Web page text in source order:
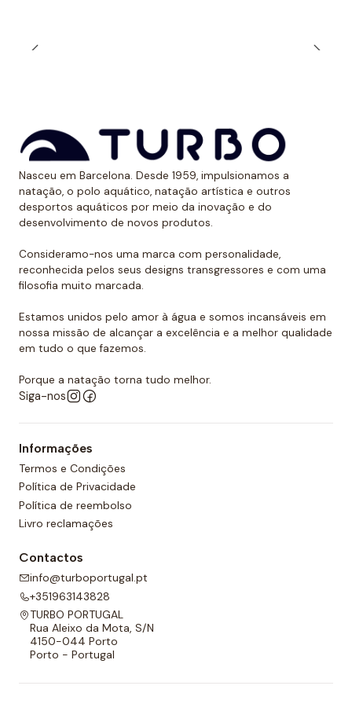
solares. Dessa forma, evitam ter uma marca óbvia
habitual. No caso de compará-lo com o fato de banho
de alça larga Turbo, sugerimos optar por um tamanho
menor, já que eles são um pouco maiores.
Nasceu em Barcelona. Desde 1959, impulsionamos a
natação, o polo aquático, natação artística e outros
desportos aquáticos por meio da inovação e do
desenvolvimento de novos produtos.
Consideramo-nos uma marca com personalidade,
reconhecida pelos seus designs transgressores e com uma
filosofia muito marcada.
Estamos unidos pelo amor à água e somos incansáveis em
nossa missão de alcançar a excelência e a melhor qualidade
em tudo o que fazemos.
Porque a natação torna tudo melhor.
Siga-nos
Informações
Termos e Condições
Política de Privacidade
Política de reembolso
Livro reclamações
Contactos
info@turboportugal.pt
+351963143828
TURBO PORTUGAL
Rua Aleixo da Mota, S/N
4150-044 Porto
Porto - Portugal